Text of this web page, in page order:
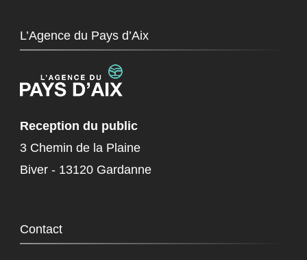
L’Agence du Pays d’Aix
Reception du public
3 Chemin de la Plaine
Biver - 13120 Gardanne
Contact